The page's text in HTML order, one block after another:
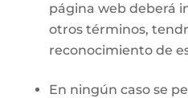
página web deberá
otros términos,
reconocimiento de
En ningún caso se